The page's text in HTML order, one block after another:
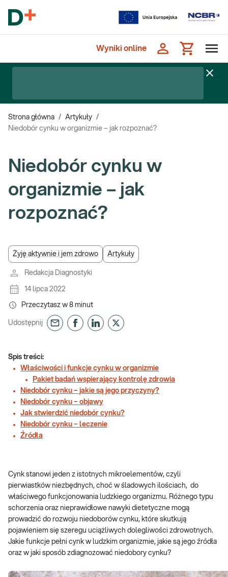
Wyniki online
Strona główna / Artykuły /
Niedobór cynku w organizmie – jak rozpoznać?
Niedobór cynku w
organizmie – jak
rozpoznać?
Żyję aktywnie i jem zdrowo Artykuły
Redakcja Diagnostyki
14 lipca 2022
Przeczytasz w 8 minut
Udostępnij
Spis treści:
Właściwości i funkcje cynku w organizmie
Pakiet badań wspierający kontrolę zdrowia
Niedobór cynku – jakie są jego przyczyny?
Niedobór cynku – objawy
Jak stwierdzić niedobór cynku?
Niedobór cynku – leczenie
Źródła
Cynk stanowi jeden z istotnych mikroelementów, czyli
pierwiastków niezbędnych, choć w śladowych ilościach, do
właściwego funkcjonowania ludzkiego organizmu. Różnego typu
schorzenia oraz nieprawidłowe nawyki dietetyczne mogą
prowadzić do rozwoju niedoborów cynku, które skutkują
pojawieniem się szeregu uciążliwych dolegliwości zdrowotnych.
Jakie funkcje pełni cynk w ludzkim organizmie, jakie są jego źródła
oraz w jaki sposób zdiagnozować niedobory cynku?